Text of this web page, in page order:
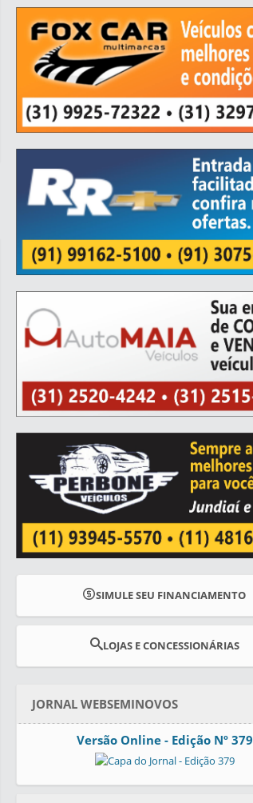
SIMULE SEU FINANCIAMENTO
LOJAS E CONCESSIONÁRIAS
JORNAL WEBSEMINOVOS
Versão Online - Edição Nº 379